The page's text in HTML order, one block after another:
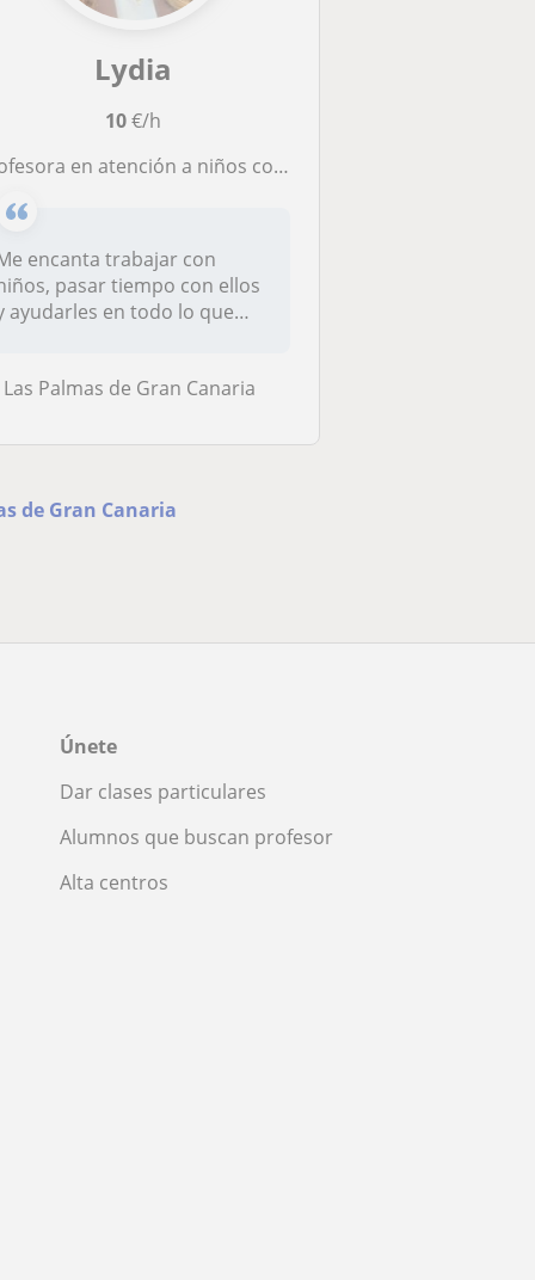
Lydia
10€/h
en atención a niños con dependencia de todas las edades.
encanta trabajar con
pasar tiempo con ellos
ayudarles en todo lo que
Las Palmas de Gran Canaria
de Gran Canaria
Únete
Dar clases particulares
Alumnos que buscan profesor
Alta centros